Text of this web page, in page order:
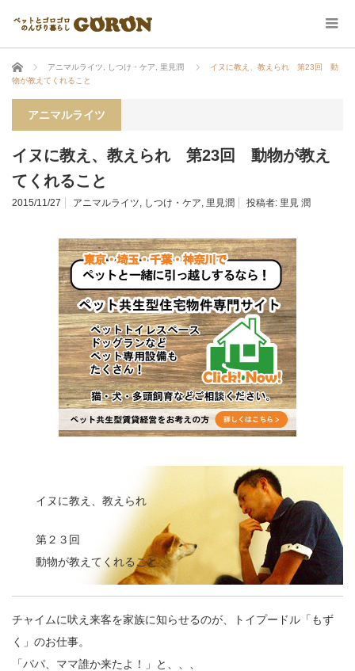
ホーム アニマルライツ しつけ・ケア 里見潤
イヌに教え、教えられ 第23回 動
物が教えてくれること
アニマルライツ
イヌに教え、教えられ 第23回 動物が教え
てくれること
2015/11/27 アニマルライツ, しつけ・ケア, 里見潤 投稿者: 里見 潤
イヌに教え、教えられ
第２３回
動物が教えてくれること
チャイムに吠え来客を家族に知らせるのが、トイプードル「もず
く」のお仕事。
「パパ、ママ誰か来たよ！」と、、、